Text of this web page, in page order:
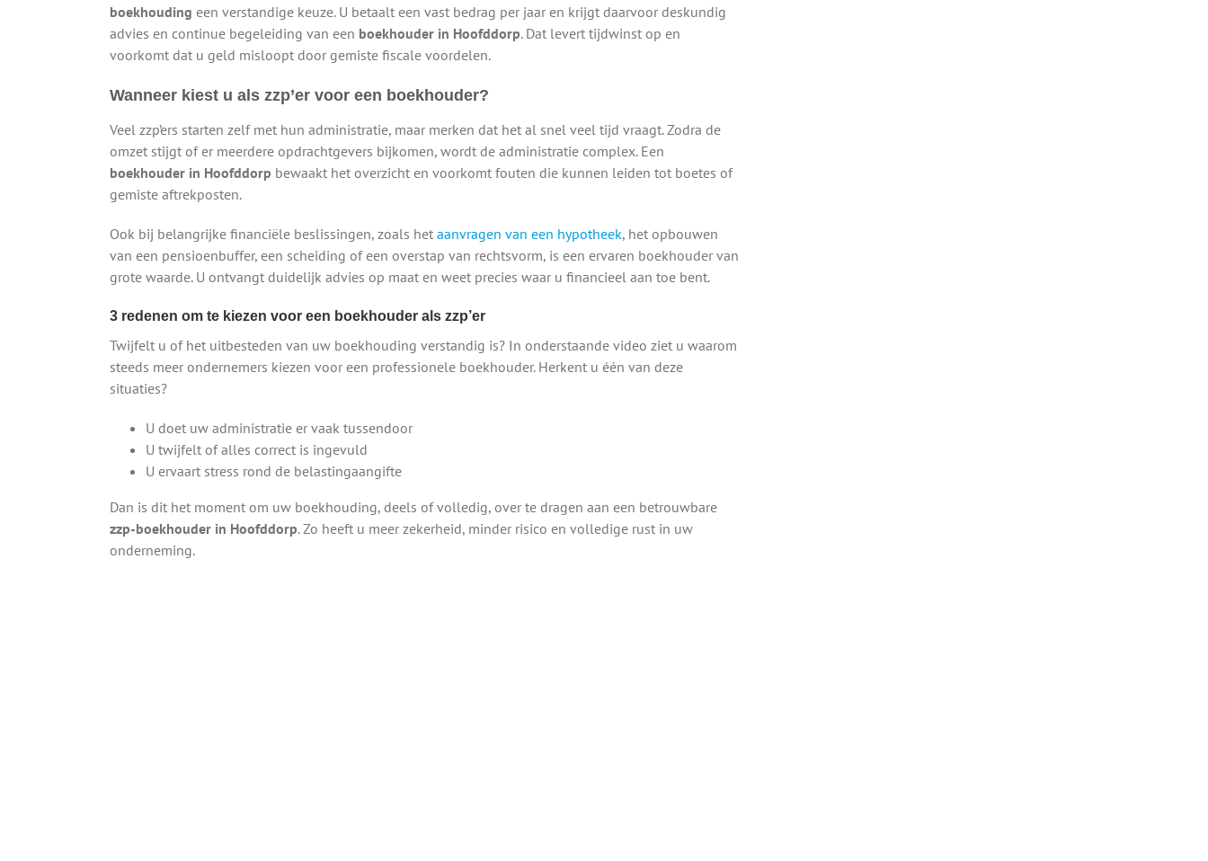
boekhouding een verstandige keuze. U betaalt een vast bedrag per jaar en krijgt daarvoor deskundig
advies en continue begeleiding van een boekhouder in Hoofddorp. Dat levert tijdwinst op en
voorkomt dat u geld misloopt door gemiste fiscale voordelen.
Wanneer kiest u als zzp’er voor een boekhouder?
Veel zzp’ers starten zelf met hun administratie, maar merken dat het al snel veel tijd vraagt. Zodra de
omzet stijgt of er meerdere opdrachtgevers bijkomen, wordt de administratie complex. Een
boekhouder in Hoofddorp bewaakt het overzicht en voorkomt fouten die kunnen leiden tot boetes of
gemiste aftrekposten.
Ook bij belangrijke financiële beslissingen, zoals het aanvragen van een hypotheek, het opbouwen
van een pensioenbuffer, een scheiding of een overstap van rechtsvorm, is een ervaren boekhouder van
grote waarde. U ontvangt duidelijk advies op maat en weet precies waar u financieel aan toe bent.
3 redenen om te kiezen voor een boekhouder als zzp’er
Twijfelt u of het uitbesteden van uw boekhouding verstandig is? In onderstaande video ziet u waarom
steeds meer ondernemers kiezen voor een professionele boekhouder. Herkent u één van deze
situaties?
U doet uw administratie er vaak tussendoor
U twijfelt of alles correct is ingevuld
U ervaart stress rond de belastingaangifte
Dan is dit het moment om uw boekhouding, deels of volledig, over te dragen aan een betrouwbare
zzp-boekhouder in Hoofddorp. Zo heeft u meer zekerheid, minder risico en volledige rust in uw
onderneming.